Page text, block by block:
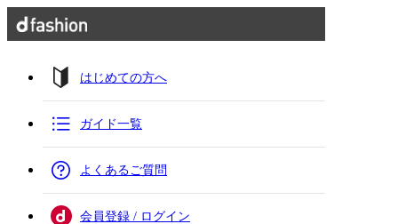
はじめての方へ
ガイド一覧
よくあるご質問
会員登録 / ログイン